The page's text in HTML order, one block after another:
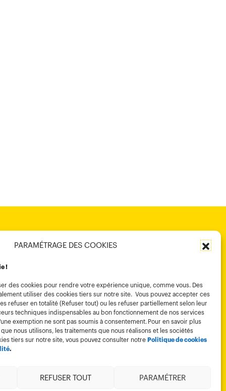
PARAMÉTRAGE DES COOKIES
!
des cookies pour rendre votre expérience unique, comme vous. Des
utiliser des cookies tiers sur notre site. Vous pouvez accepter ces
refuser en totalité (Refuser tout) ou les refuser partiellement selon leur
techniques indispensables au bon fonctionnement de nos services
exemption ne sont pas soumis à consentement. Pour en savoir plus
nous utilisons, les traitements que nous réalisons et les sociétés
tiers sur notre site, vous pouvez consulter notrePolitique de cookies
.
REFUSER TOUT PARAMÉTRER